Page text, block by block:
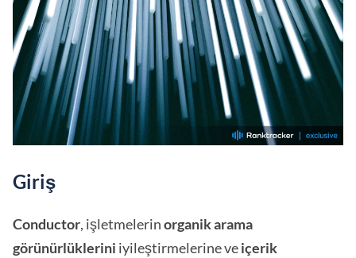
Giriş
Conductor, işletmelerinorganik arama
görünürlüklerini iyileştirmelerine veiçerik